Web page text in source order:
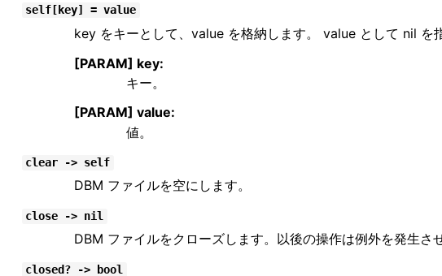
self[key] = value
key をキーとして、value を格納します。 value として nil を
[PARAM] key:
キー。
[PARAM] value:
値。
clear -> self
DBM ファイルを空にします。
close -> nil
DBM ファイルをクローズします。以後の操作は例外を発生さ
closed? -> bool